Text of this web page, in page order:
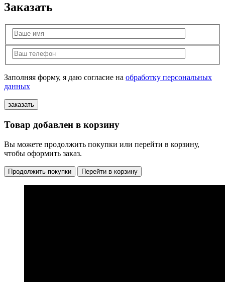
Заказать
Заполняя форму, я даю согласие на обработку персональных
данных
Товар добавлен в корзину
Вы можете продолжить покупки или перейти в корзину,
чтобы оформить заказ.
Продолжить покупки Перейти в корзину